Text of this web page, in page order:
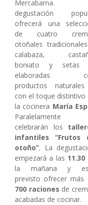
Mercabarna.
degustación
ofrecerá una
de cuatro
otoñales
calabaza,
boniato y setas
elaboradas
productos
con el toque distintivo
la cocinera María
Paralelamente
celebrarán los
infantiles “Frutos
otoño”. La
empezará a las 11.30
la mañana y
previsto ofrecer más
700 raciones de
acabadas de cocinar.